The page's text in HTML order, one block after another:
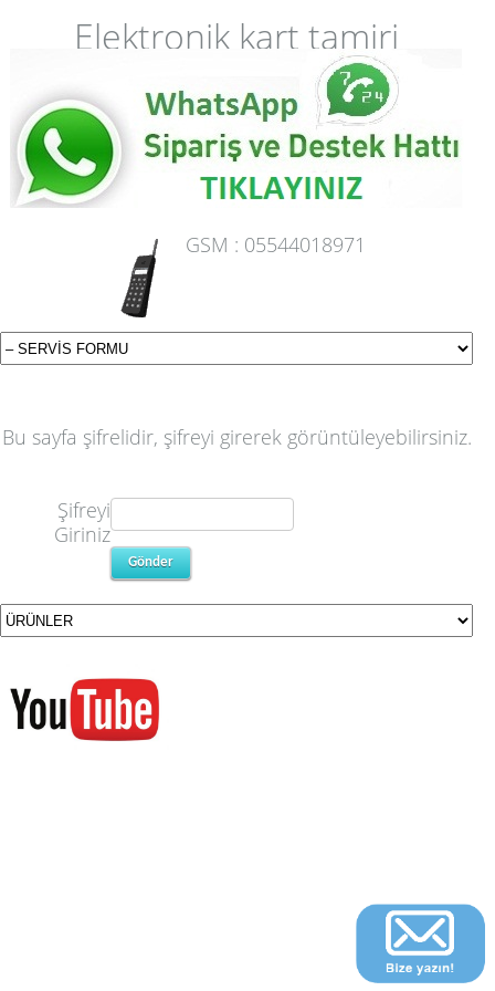
Elektronik kart tamiri
GSM : 05544018971
Bu sayfa şifrelidir, şifreyi girerek görüntüleyebilirsiniz.
Şifreyi
Giriniz